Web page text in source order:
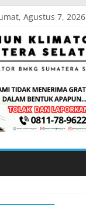
Agustus 7, 2026